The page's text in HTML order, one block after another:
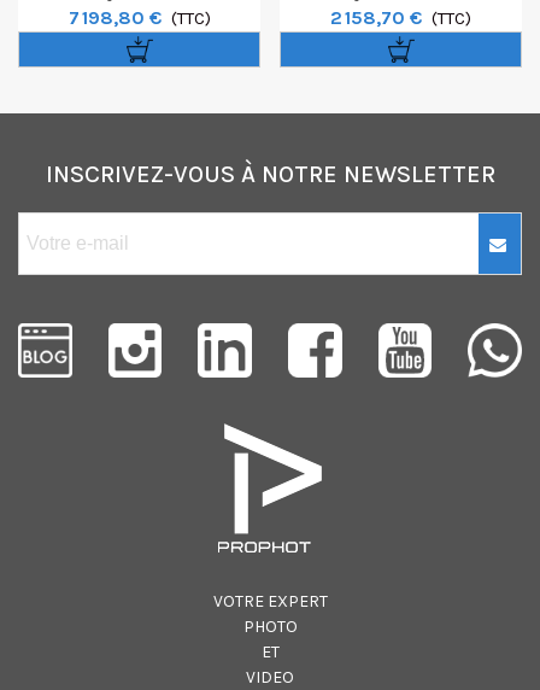
300mm F/2,8G IF-ED VR II
7 198,80 € (TTC)
70mm F/2.8E ED VR
2 158,70 € (TTC)
INSCRIVEZ-VOUS À NOTRE NEWSLETTER
VOTRE EXPERT
PHOTO
ET
VIDEO